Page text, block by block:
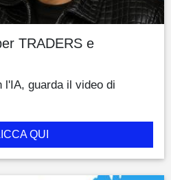
TRADERS e
l'IA, guarda il video di
QUI